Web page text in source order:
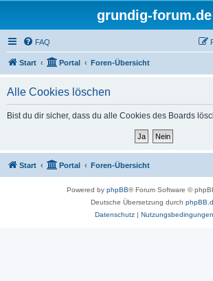
grundig-forum.de
FAQ
Start Portal Foren-Übersicht
Alle Cookies löschen
Bist du dir sicher, dass du alle Cookies des Boards
Start Portal Foren-Übersicht
Powered by phpBB® Forum Software ©
Deutsche Übersetzung durch
Datenschutz| Nutzungsbedingungen